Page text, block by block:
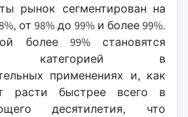
рынок сегментирован на
от 98% до 99% и более 99%.
более 99% становятся
категорией в
применениях и, как
расти быстрее всего в
десятилетия, что